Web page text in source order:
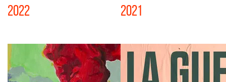
2022 2021